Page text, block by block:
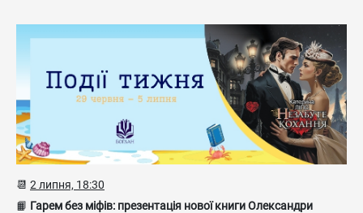
📆 2 липня, 18:30
📙 Гарем без міфів: презентація нової книги Олександри